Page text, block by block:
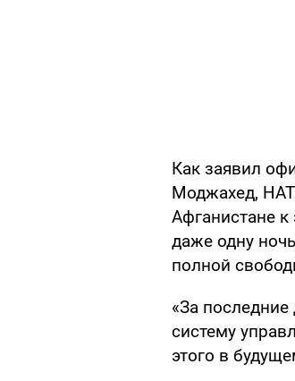
Как заявил
Моджахед,
Афганистане к
даже одну
полной
«За последние
систему
этого в